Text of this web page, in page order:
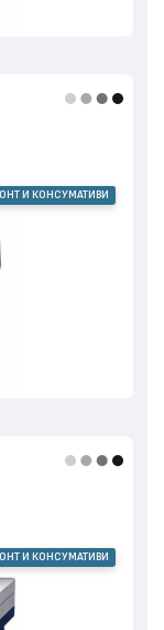
И КОНСУМАТИВИ
И КОНСУМАТИВИ